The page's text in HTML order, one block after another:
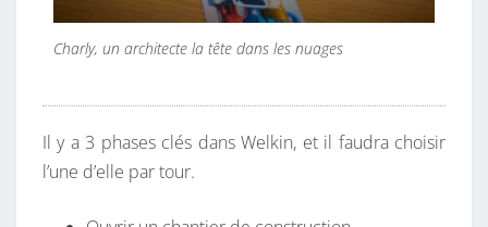
Charly, un architecte la tête dans les nuages
Il y a 3 phases clés dans Welkin, et il faudra choisir
l’une d’elle par tour.